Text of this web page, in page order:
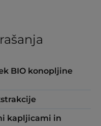
BIO konopljine
kapljicami in